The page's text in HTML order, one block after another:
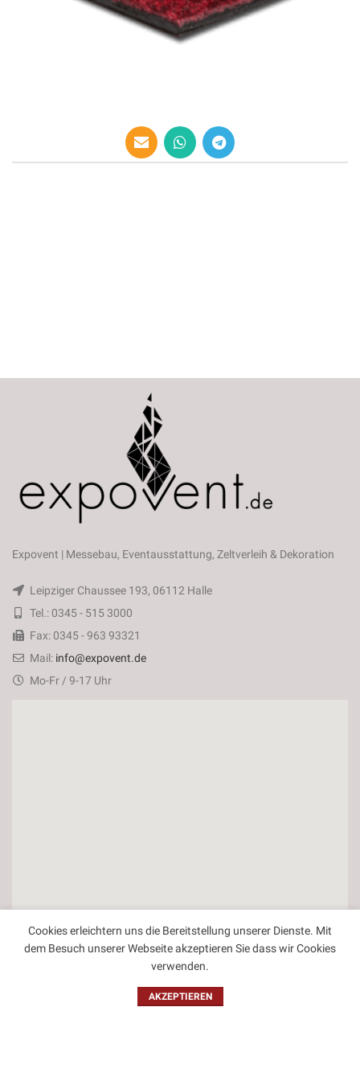
Expovent | Messebau, Eventausstattung, Zeltverleih & Dekoration
Leipziger Chaussee 193, 06112 Halle
Tel.: 0345 - 515 3000
Fax: 0345 - 963 93321
Mail: info@expovent.de
Mo-Fr / 9-17 Uhr
Cookies erleichtern uns die Bereitstellung unserer Dienste. Mit
dem Besuch unserer Webseite akzeptieren Sie dass wir Cookies
verwenden.
AKZEPTIEREN